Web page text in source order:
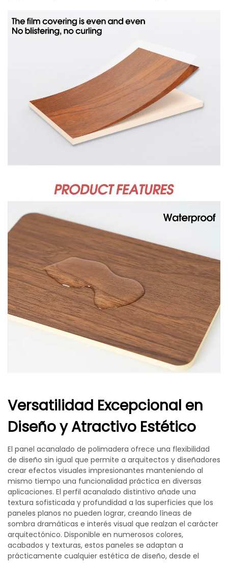
Versatilidad Excepcional en
Diseño y Atractivo Estético
El panel acanalado de polimadera ofrece una flexibilidad
de diseño sin igual que permite a arquitectos y diseñadores
crear efectos visuales impresionantes manteniendo al
mismo tiempo una funcionalidad práctica en diversas
aplicaciones. El perfil acanalado distintivo añade una
textura sofisticada y profundidad a las superficies que los
paneles planos no pueden lograr, creando líneas de
sombra dramáticas e interés visual que realzan el carácter
arquitectónico. Disponible en numerosos colores,
acabados y texturas, estos paneles se adaptan a
prácticamente cualquier estética de diseño, desde el